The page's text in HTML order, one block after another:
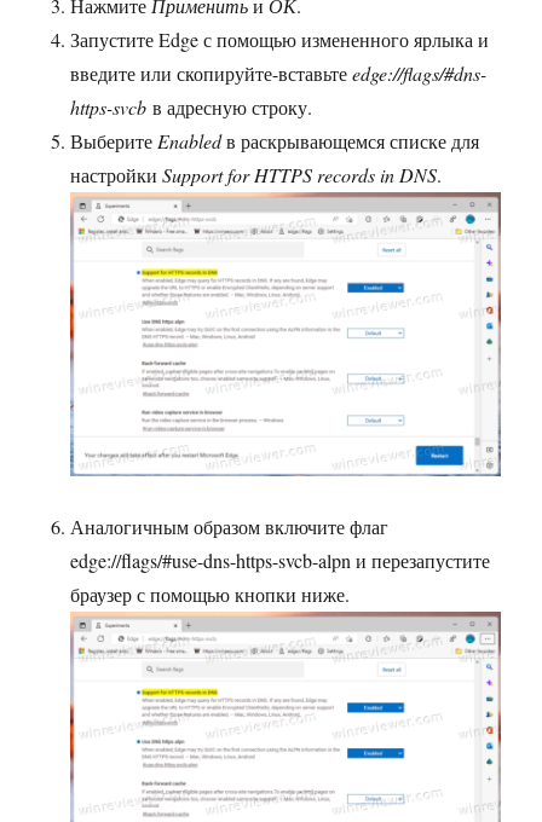
Нажмите ПрименитьиОК.
Запустите Edge с помощью измененного ярлыка и
введите или скопируйте-вставьтеedge://flags/#dns-
https-svcb в адресную строку.
Выберите Enabledв раскрывающемся списке для
настройкиSupport for HTTPS records in DNS.
Аналогичным образом включите флаг
edge://flags/#use-dns-https-svcb-alpn и перезапустите
браузер с помощью кнопки ниже.